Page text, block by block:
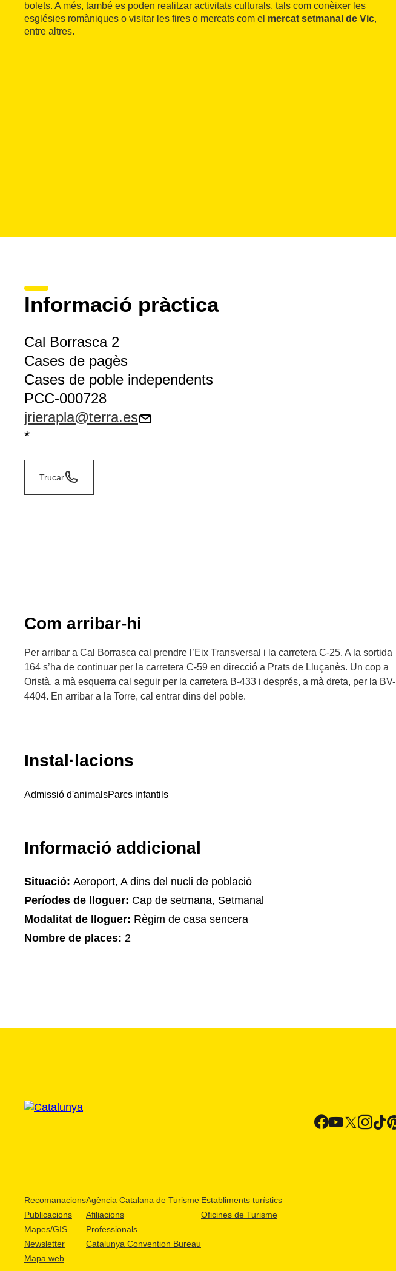
bolets. A més, també es poden realitzar activitats culturals, tals com conèixer les
esglésies romàniques o visitar les fires o mercats com el mercat setmanal de Vic,
entre altres.
Informació pràctica
Cal Borrasca 2
Cases de pagès
Cases de poble independents
PCC-000728
jrierapla@terra.es
*
Trucar
Com arribar-hi
Per arribar a Cal Borrasca cal prendre l’Eix Transversal i la carretera C-25. A la sortida
164 s’ha de continuar per la carretera C-59 en direcció a Prats de Lluçanès. Un cop a
Oristà, a mà esquerra cal seguir per la carretera B-433 i després, a mà dreta, per la BV-
4404. En arribar a la Torre, cal entrar dins del poble.
Instal·lacions
Admissió d'animalsParcs infantils
Informació addicional
Situació: Aeroport, A dins del nucli de població
Períodes de lloguer: Cap de setmana, Setmanal
Modalitat de lloguer: Règim de casa sencera
Nombre de places: 2
Recomanacions
Publicacions
Mapes/GIS
Newsletter
Mapa web
Agència Catalana de Turisme
Afiliacions
Professionals
Catalunya Convention Bureau
Establiments turístics
Oficines de Turisme